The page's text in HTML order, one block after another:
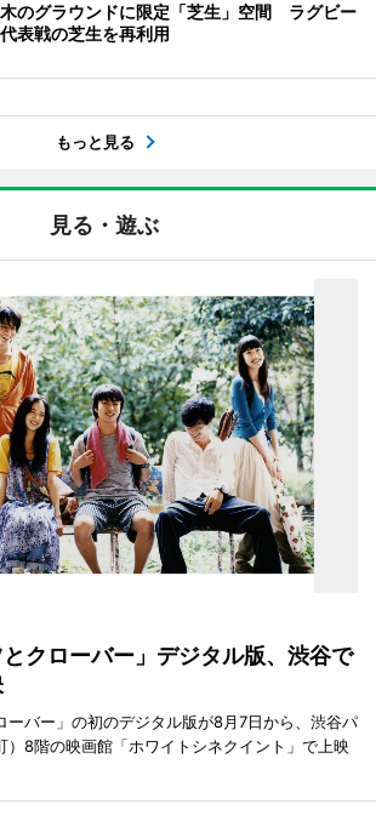
のグラウンドに限定「芝生」空間 ラグビー
表戦の芝生を再利用
もっと見る
見る・遊ぶ
クローバー」デジタル版、渋谷で
ーバー」の初のデジタル版が8月7日から、渋谷パ
）8階の映画館「ホワイトシネクイント」で上映